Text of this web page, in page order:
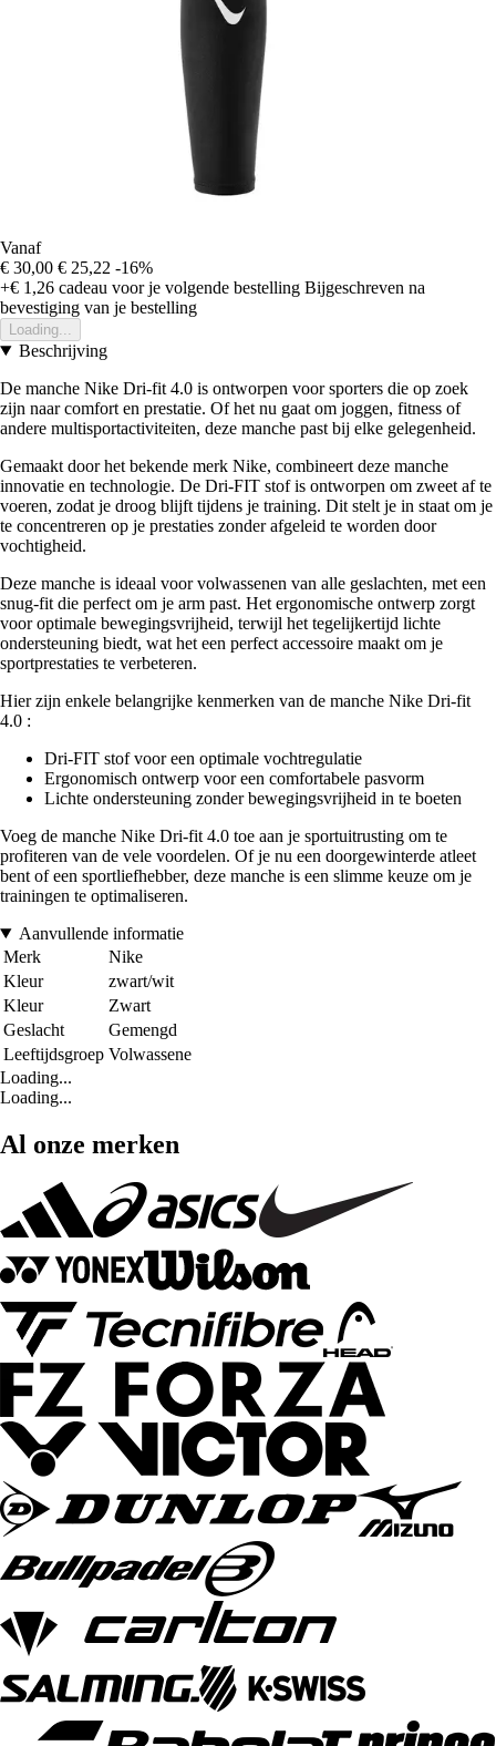
Vanaf
€ 30,00 € 25,22 -16%
+€ 1,26 cadeau voor je volgende bestelling Bijgeschreven na
bevestiging van je bestelling
Loading...
Beschrijving
De manche Nike Dri-fit 4.0 is ontworpen voor sporters die op zoek
zijn naar comfort en prestatie. Of het nu gaat om joggen, fitness of
andere multisportactiviteiten, deze manche past bij elke gelegenheid.
Gemaakt door het bekende merk Nike, combineert deze manche
innovatie en technologie. De Dri-FIT stof is ontworpen om zweet af te
voeren, zodat je droog blijft tijdens je training. Dit stelt je in staat om je
te concentreren op je prestaties zonder afgeleid te worden door
vochtigheid.
Deze manche is ideaal voor volwassenen van alle geslachten, met een
snug-fit die perfect om je arm past. Het ergonomische ontwerp zorgt
voor optimale bewegingsvrijheid, terwijl het tegelijkertijd lichte
ondersteuning biedt, wat het een perfect accessoire maakt om je
sportprestaties te verbeteren.
Hier zijn enkele belangrijke kenmerken van de manche Nike Dri-fit
4.0 :
Dri-FIT stof voor een optimale vochtregulatie
Ergonomisch ontwerp voor een comfortabele pasvorm
Lichte ondersteuning zonder bewegingsvrijheid in te boeten
Voeg de manche Nike Dri-fit 4.0 toe aan je sportuitrusting om te
profiteren van de vele voordelen. Of je nu een doorgewinterde atleet
bent of een sportliefhebber, deze manche is een slimme keuze om je
trainingen te optimaliseren.
Aanvullende informatie
Merk
Nike
Kleur
zwart/wit
Kleur
Zwart
Geslacht
Gemengd
Leeftijdsgroep Volwassene
Loading...
Loading...
Al onze merken